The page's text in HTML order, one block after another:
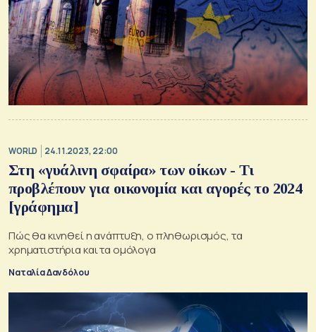
WORLD 24.11.2023, 22:00
Στη «γυάλινη σφαίρα» των οίκων - Τι
προβλέπουν για οικονομία και αγορές το 2024
[γράφημα]
Πώς θα κινηθεί η ανάπτυξη, ο πληθωρισμός, τα
χρηματιστήρια και τα ομόλογα
Ναταλία Δανδόλου